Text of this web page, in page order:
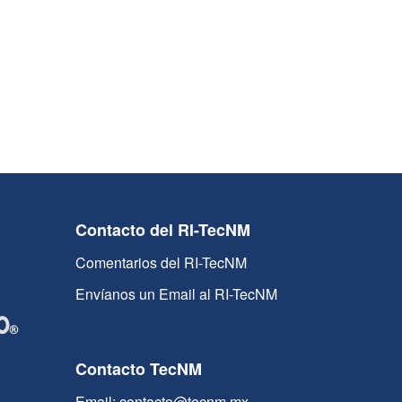
Contacto del RI-TecNM
Comentarios del RI-TecNM
Envíanos un Email al RI-TecNM
Contacto TecNM